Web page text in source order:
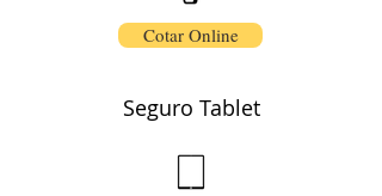
Cotar Online
Seguro Tablet